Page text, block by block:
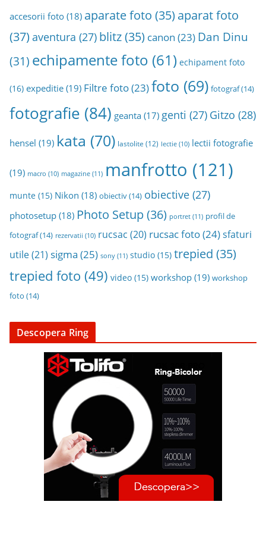
accesorii foto (18) aparate foto (35) aparat foto
(37) aventura (27) blitz(35) canon (23) Dan Dinu
(31) echipamente foto (61) echipament foto
(16) expeditie (19) Filtre foto(23)foto (69) fotograf(14)
fotografie (84) geanta (17) genti (27) Gitzo (28)
hensel (19) kata (70) lastolite (12) lectie (10) lectii fotografie
(19) macro (10) magazine (11) manfrotto (121)
munte (15) Nikon (18) obiectiv(14) obiective (27)
photosetup (18) Photo Setup(36) portret (11) profil de
fotograf(14) rezervatii (10) rucsac (20) rucsac foto(24)sfaturi
utile(21) sigma (25) sony (11) studio (15) trepied (35)
trepied foto (49) video (15) workshop (19) workshop
foto (14)
Descopera Ring